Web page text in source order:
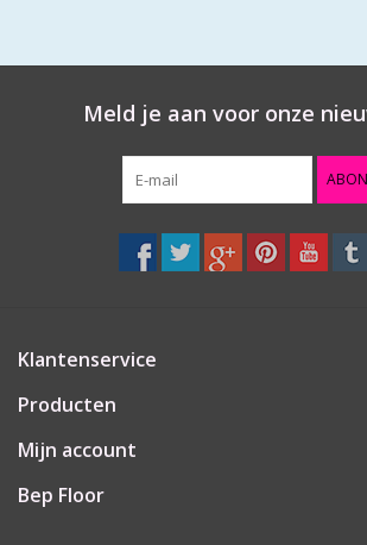
Meld je aan voor onze
Klantenservice
Producten
Mijn account
Bep Floor